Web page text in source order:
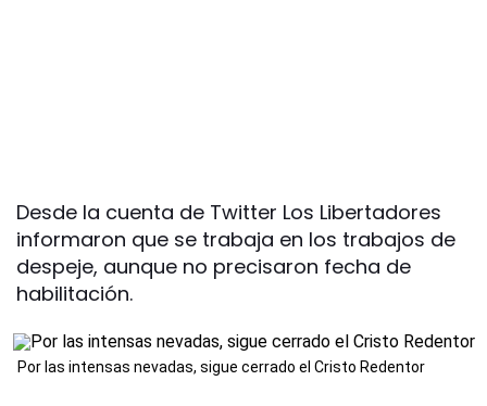
Desde la cuenta de Twitter Los Libertadores
informaron que se trabaja en los trabajos de
despeje, aunque no precisaron fecha de
habilitación.
Por las intensas nevadas, sigue cerrado el Cristo Redentor